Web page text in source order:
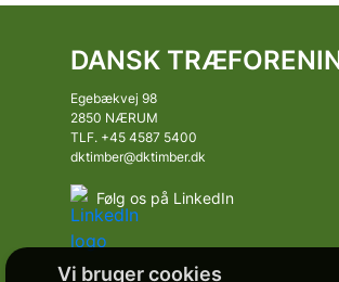
DANSK
Egebækvej 98
2850 NÆRUM
TLF. +45 4587 5400
dktimber@dktimber.dk
Følg os på LinkedIn